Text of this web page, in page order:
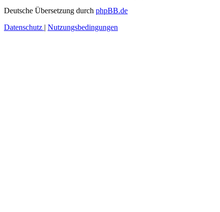
Deutsche Übersetzung durch phpBB.de
Datenschutz | Nutzungsbedingungen